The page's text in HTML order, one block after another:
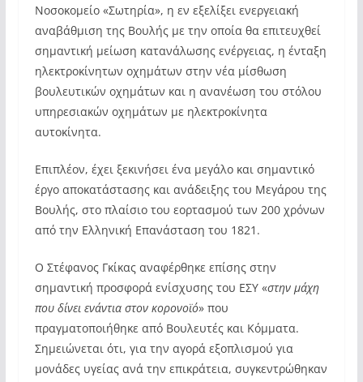
Νοσοκομείο «Σωτηρία», η εν εξελίξει ενεργειακή
αναβάθμιση της Βουλής με την οποία θα επιτευχθεί
σημαντική μείωση κατανάλωσης ενέργειας, η ένταξη
ηλεκτροκίνητων οχημάτων στην νέα μίσθωση
βουλευτικών οχημάτων και η ανανέωση του στόλου
υπηρεσιακών οχημάτων με ηλεκτροκίνητα
αυτοκίνητα.
Επιπλέον, έχει ξεκινήσει ένα μεγάλο και σημαντικό
έργο αποκατάστασης και ανάδειξης του Μεγάρου της
Βουλής, στο πλαίσιο του εορτασμού των 200 χρόνων
από την Ελληνική Επανάσταση του 1821.
Ο Στέφανος Γκίκας αναφέρθηκε επίσης στην
σημαντική προσφορά ενίσχυσης του ΕΣΥ «στην μάχη
που δίνει ενάντια στον κορονοϊό» που
πραγματοποιήθηκε από Βουλευτές και Κόμματα.
Σημειώνεται ότι, για την αγορά εξοπλισμού για
μονάδες υγείας ανά την επικράτεια, συγκεντρώθηκαν